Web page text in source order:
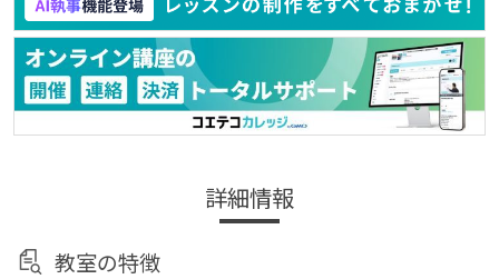
詳細情報
教室の特徴